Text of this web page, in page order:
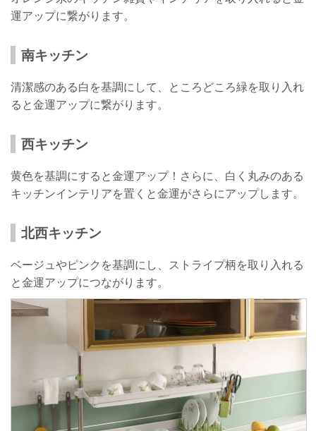
運アップに繋がります。
南キッチン
清潔感のある白を基調にして、ところどころ緑を取り入れ
ると金運アップに繋がります。
西キッチン
黄色を基調にすると金運アップ！さらに、白く丸みのある
キッチンインテリアを置くと金運がさらにアップします。
北西キッチン
ベージュやピンクを基調にし、ストライプ柄を取り入れる
と金運アップにつながります。